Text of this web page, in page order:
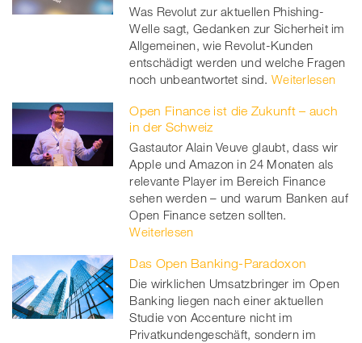
Was Revolut zur aktuellen Phishing-
Welle sagt, Gedanken zur Sicherheit im
Allgemeinen, wie Revolut-Kunden
entschädigt werden und welche Fragen
noch unbeantwortet sind. Weiterlesen
Open Finance ist die Zukunft – auch
in der Schweiz
Gastautor Alain Veuve glaubt, dass wir
Apple und Amazon in 24 Monaten als
relevante Player im Bereich Finance
sehen werden – und warum Banken auf
Open Finance setzen sollten.
Weiterlesen
Das Open Banking-Paradoxon
Die wirklichen Umsatzbringer im Open
Banking liegen nach einer aktuellen
Studie von Accenture nicht im
Privatkundengeschäft, sondern im